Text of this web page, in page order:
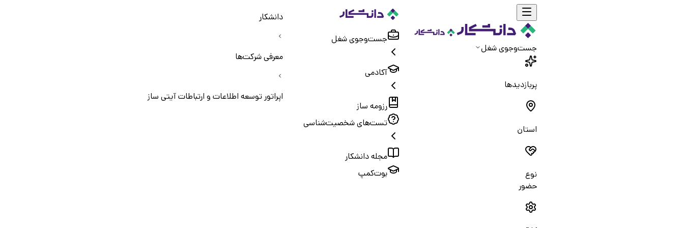
جست‌و‌جوی شغل
پربازدیدها
استان
نوع
حضور
جست‌و‌جوی شغل
آکادمی
رزومه ساز
تست‌های شخصیت‌شناسی
مجله دانشکار
بوت‌کمپ
دانشکار
معرفی شرکت‌ها
اپراتور توسعه اطلاعات و ارتباطات آیتی ساز